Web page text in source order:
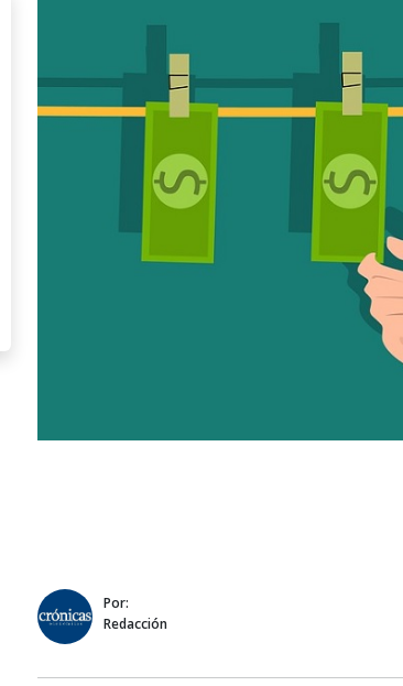
Por:
Redacción